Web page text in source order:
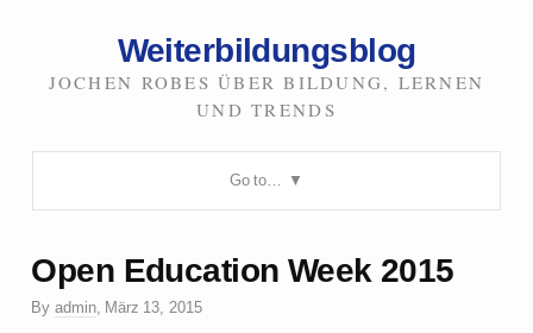
Weiterbildungsblog
JOCHEN ROBES ÜBER BILDUNG, LERNEN
UND TRENDS
Go to…
Open Education Week 2015
By admin, März 13, 2015